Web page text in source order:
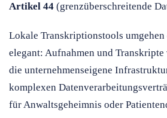
Artikel 44 (grenzüberschreitende
Lokale Transkriptionstools umgehen
elegant: Aufnahmen und Transkripte
die unternehmenseigene
komplexen
für Anwaltsgeheimnis oder